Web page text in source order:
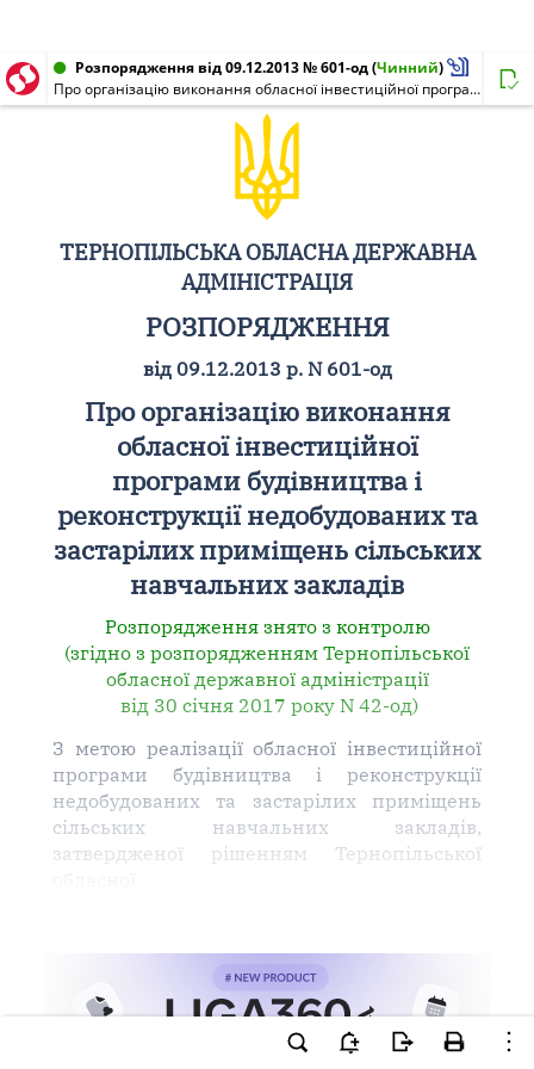
Розпорядження від 09.12.2013 № 601-од(Чинний)
Про організацію виконання обласної інвестиційної програми будівництва і реконструкції недобудованих та застарілих приміщень сільських навчальних закладів
ТЕРНОПІЛЬСЬКА ОБЛАСНА ДЕРЖАВНА
АДМІНІСТРАЦІЯ
РОЗПОРЯДЖЕННЯ
від 09.12.2013 р. N 601-од
Про організацію виконання
обласної інвестиційної
програми будівництва і
реконструкції недобудованих та
застарілих приміщень сільських
навчальних закладів
Розпорядження знято з контролю
(згідно з розпорядженням Тернопільської
обласної державної адміністрації
від 30 січня 2017 року N 42-од)
З метою реалізації обласної інвестиційної
програми будівництва і реконструкції
недобудованих та застарілих приміщень
сільських навчальних закладів,
затвердженої рішенням Тернопільської